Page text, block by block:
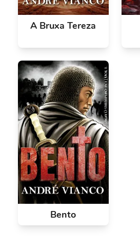
A Bruxa Tereza
Bento